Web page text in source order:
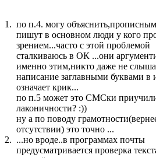
1. по п.4. могу
пишут в основном люди у кого
зрением...часто с этой проблемой
сталкиваюсь в ОК ...они
именно этим,никто даже не
написание заглавными буквами в
означает крик...
по п.5 может это СМСки
лаконичности? :))
ну а по поводу
отсутствии) это точно ...
2. ...но вроде..в программах почты
предусматривается проверка